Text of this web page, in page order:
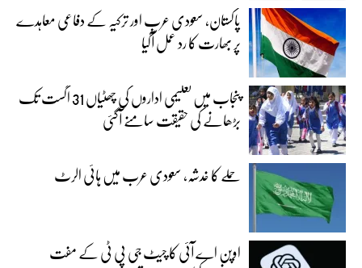
پاکستان، سعودی عرب اور ترکیہ کے دفاعی معاہدے
پر بھارت کا رد عمل آگیا
پنجاب میں تعلیمی اداروں کی چھٹیاں 31 اگست تک
بڑھانے کی حقیقت سامنے آگئی
حملے کا خدشہ، سعودی عرب میں ہائی الرٹ
اوپن اے آئی کا چیٹ جی پی ٹی کے مفت